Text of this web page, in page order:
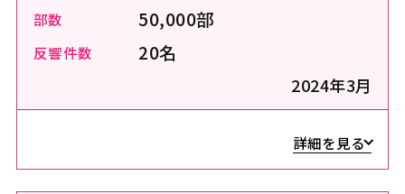
部数 50,000部
反響件数 20名
2024年3月
詳細を見る